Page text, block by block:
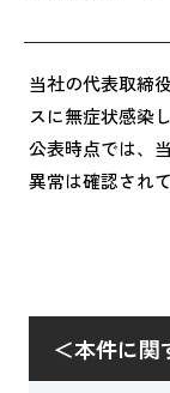
当社の代表取締
スに無症状感染
公表時点では、
異常は確認され
＜本件に関